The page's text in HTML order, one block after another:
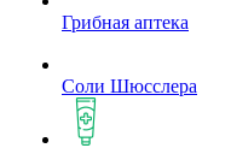
Грибная аптека
Соли Шюсслера